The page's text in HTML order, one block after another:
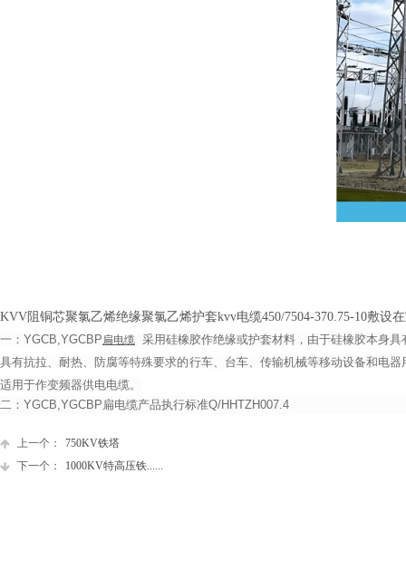
KVV阻铜芯聚氯乙烯绝缘聚氯乙烯护套kvv电缆450/7504-370.75-10敷设
一：YGCB,YGCBP扁电缆 采用硅橡胶作绝缘或护套材料，由于硅橡胶本身
具有抗拉、耐热、防腐等特殊要求的行车、台车、传输机械等移动设备和电
适用于作变频器供电电缆。
二：YGCB,YGCBP扁电缆产品执行标准Q/HHTZH007.4
上一个：
750KV铁塔
下一个：
1000KV特高压铁......